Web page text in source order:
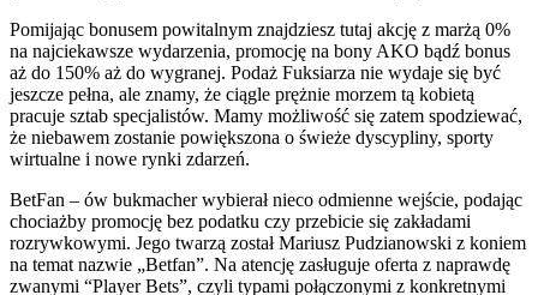
Pomijając bonusem powitalnym znajdziesz tutaj akcję z marżą 0%
na najciekawsze wydarzenia, promocję na bony AKO bądź bonus
aż do 150% aż do wygranej. Podaż Fuksiarza nie wydaje się być
jeszcze pełna, ale znamy, że ciągle prężnie morzem tą kobietą
pracuje sztab specjalistów. Mamy możliwość się zatem spodziewać,
że niebawem zostanie powiększona o świeże dyscypliny, sporty
wirtualne i nowe rynki zdarzeń.
BetFan – ów bukmacher wybierał nieco odmienne wejście, podając
chociażby promocję bez podatku czy przebicie się zakładami
rozrywkowymi. Jego twarzą został Mariusz Pudzianowski z koniem
na temat nazwie „Betfan”. Na atencję zasługuje oferta z naprawdę
zwanymi “Player Bets”, czyli typami połączonymi z konkretnymi